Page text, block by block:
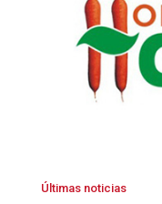
Últimas noticias